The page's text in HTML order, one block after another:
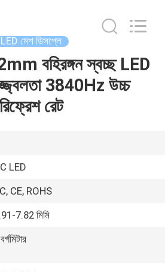
LED মেশ ডিসপ্লে
বহিরঙ্গন স্বচ্ছ LED
3840Hz উচ্চ
রিফ্রেশ রেট
LED
CE, ROHS
7.82 মিমি